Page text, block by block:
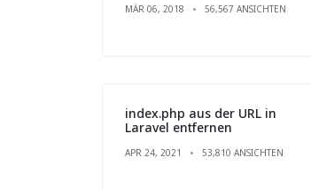
MÄR 06, 2018 56,567 ANSICHTEN
index.php aus der URL in
Laravel entfernen
APR 24, 2021 53,810 ANSICHTEN